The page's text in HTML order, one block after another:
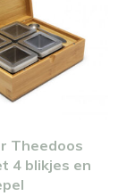
Theedoos
4 blikjes en